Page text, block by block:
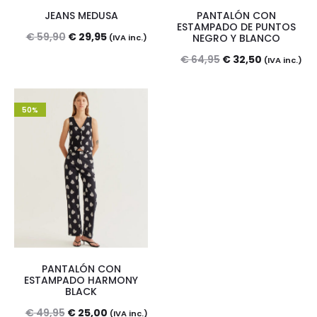
JEANS MEDUSA
€59,90 El
era:
€ 59,90.
€29,95El(IVA inc.)
PANTALÓN CON
ESTAMPADO DE PUNTOS
NEGRO Y BLANCO
€64,95 El
€ 32,50 El
(IVA inc.)
50%
PANTALÓN CON
ESTAMPADO HARMONY
BLACK
€49,95 El
€25,00El(IVA inc.)